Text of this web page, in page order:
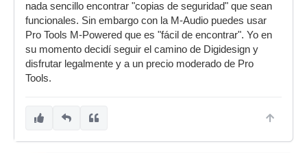
nada sencillo encontrar "copias de seguridad" que sean
funcionales. Sin embargo con la M-Audio puedes usar
Pro Tools M-Powered que es "fácil de encontrar". Yo en
su momento decidí seguir el camino de Digidesign y
disfrutar legalmente y a un precio moderado de Pro
Tools.